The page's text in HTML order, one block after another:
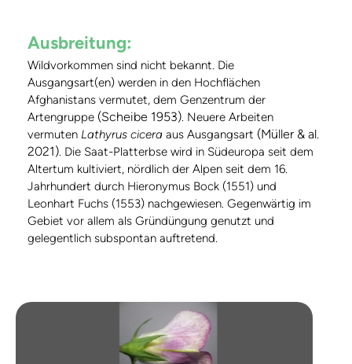
Ausbreitung:
Wildvorkommen sind nicht bekannt. Die
Ausgangsart(en) werden in den Hochflächen
Afghanistans vermutet, dem Genzentrum der
Artengruppe (Scheibe 1953). Neuere Arbeiten
vermuten Lathyrus cicera aus Ausgangsart (Müller & al.
2021). Die Saat-Platterbse wird in Südeuropa seit dem
Altertum kultiviert, nördlich der Alpen seit dem 16.
Jahrhundert durch Hieronymus Bock (1551) und
Leonhart Fuchs (1553) nachgewiesen. Gegenwärtig im
Gebiet vor allem als Gründüngung genutzt und
gelegentlich subspontan auftretend.